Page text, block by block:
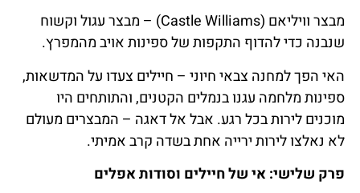
מבצר וויליאם (Castle Williams) – מבצר עגול וקשוח
שנבנה כדי להדוף התקפות של ספינות אויב מהמפרץ.
האי הפך למחנה צבאי חיוני – חיילים צעדו על המדשאות,
ספינות מלחמה עגנו בנמלים הקטנים, והתותחים היו
מוכנים לירות בכל רגע. אבל אל דאגה – המבצרים מעולם
לא נאלצו לירות ירייה אחת בשדה קרב אמיתי.
פרק שלישי: אי של חיילים וסודות אפלים